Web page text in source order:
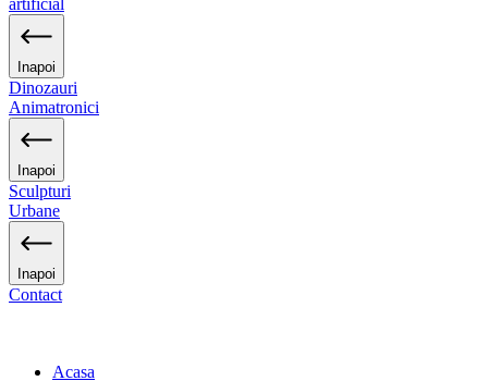
artificial
Inapoi
Dinozauri
Animatronici
Inapoi
Sculpturi
Urbane
Inapoi
Contact
Acasa